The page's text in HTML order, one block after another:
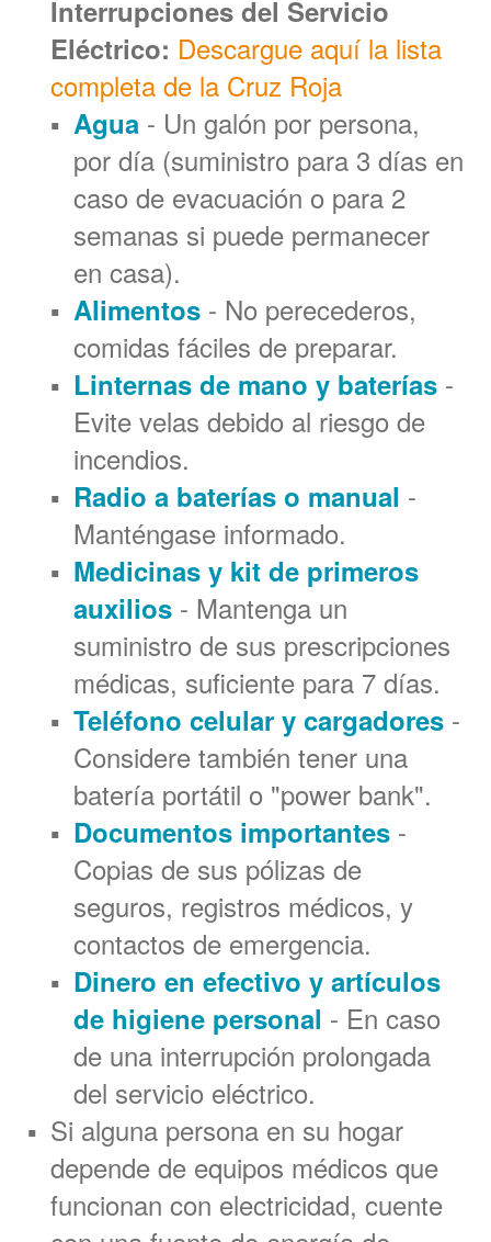
Interrupciones del Servicio
Eléctrico: Descargue aquí la lista
completa de la Cruz Roja
Agua - Un galón por persona,
por día (suministro para 3 días en
caso de evacuación o para 2
semanas si puede permanecer
en casa).
Alimentos - No perecederos,
comidas fáciles de preparar.
Linternas de mano y baterías -
Evite velas debido al riesgo de
incendios.
Radio a baterías o manual -
Manténgase informado.
Medicinas y kit de primeros
auxilios - Mantenga un
suministro de sus prescripciones
médicas, suficiente para 7 días.
Teléfono celular y cargadores -
Considere también tener una
batería portátil o "power bank".
Documentos importantes -
Copias de sus pólizas de
seguros, registros médicos, y
contactos de emergencia.
Dinero en efectivo y artículos
de higiene personal - En caso
de una interrupción prolongada
del servicio eléctrico.
Si alguna persona en su hogar
depende de equipos médicos que
funcionan con electricidad, cuente